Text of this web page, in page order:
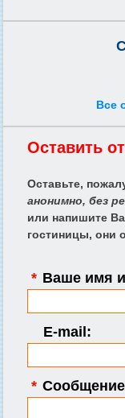
Все
Оставить
Оставьте,
анонимно, без
или напишите
гостиницы, они
* Ваше имя
E-mail:
*